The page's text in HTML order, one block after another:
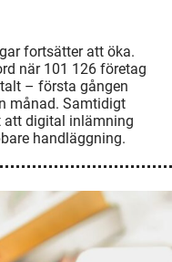
fortsätter att öka.
när 101 126 företag
– första gången
månad. Samtidigt
att digital inlämning
handläggning.